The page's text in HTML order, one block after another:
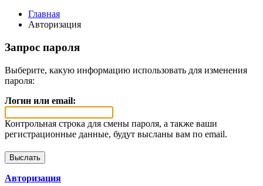
Главная
Авторизация
Запрос пароля
Выберите, какую информацию использовать для изменения
пароля:
Логин или email:
Контрольная строка для смены пароля, а также ваши
регистрационные данные, будут высланы вам по email.
Авторизация